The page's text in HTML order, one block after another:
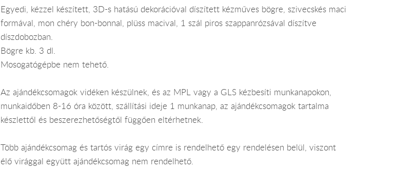
Egyedi, kézzel készített, 3D-s hatású dekorációval díszített kézműves bögre, szivecskés maci
formával, mon chéry bon-bonnal, plüss macival, 1 szál piros szappanrózsával díszítve
díszdobozban.
Bögre kb. 3 dl.
Mosogatógépbe nem tehető.
Az ajándékcsomagok vidéken készülnek, és az MPL vagy a GLS kézbesíti munkanapokon,
munkaidőben 8-16 óra között, szállítási ideje 1 munkanap, az ajándékcsomagok tartalma
készlettől és beszerezhetőségtől függően eltérhetnek.
Több ajándékcsomag és tartós virág egy címre is rendelhető egy rendelésen belül, viszont
élő virággal együtt ajándékcsomag nem rendelhető.